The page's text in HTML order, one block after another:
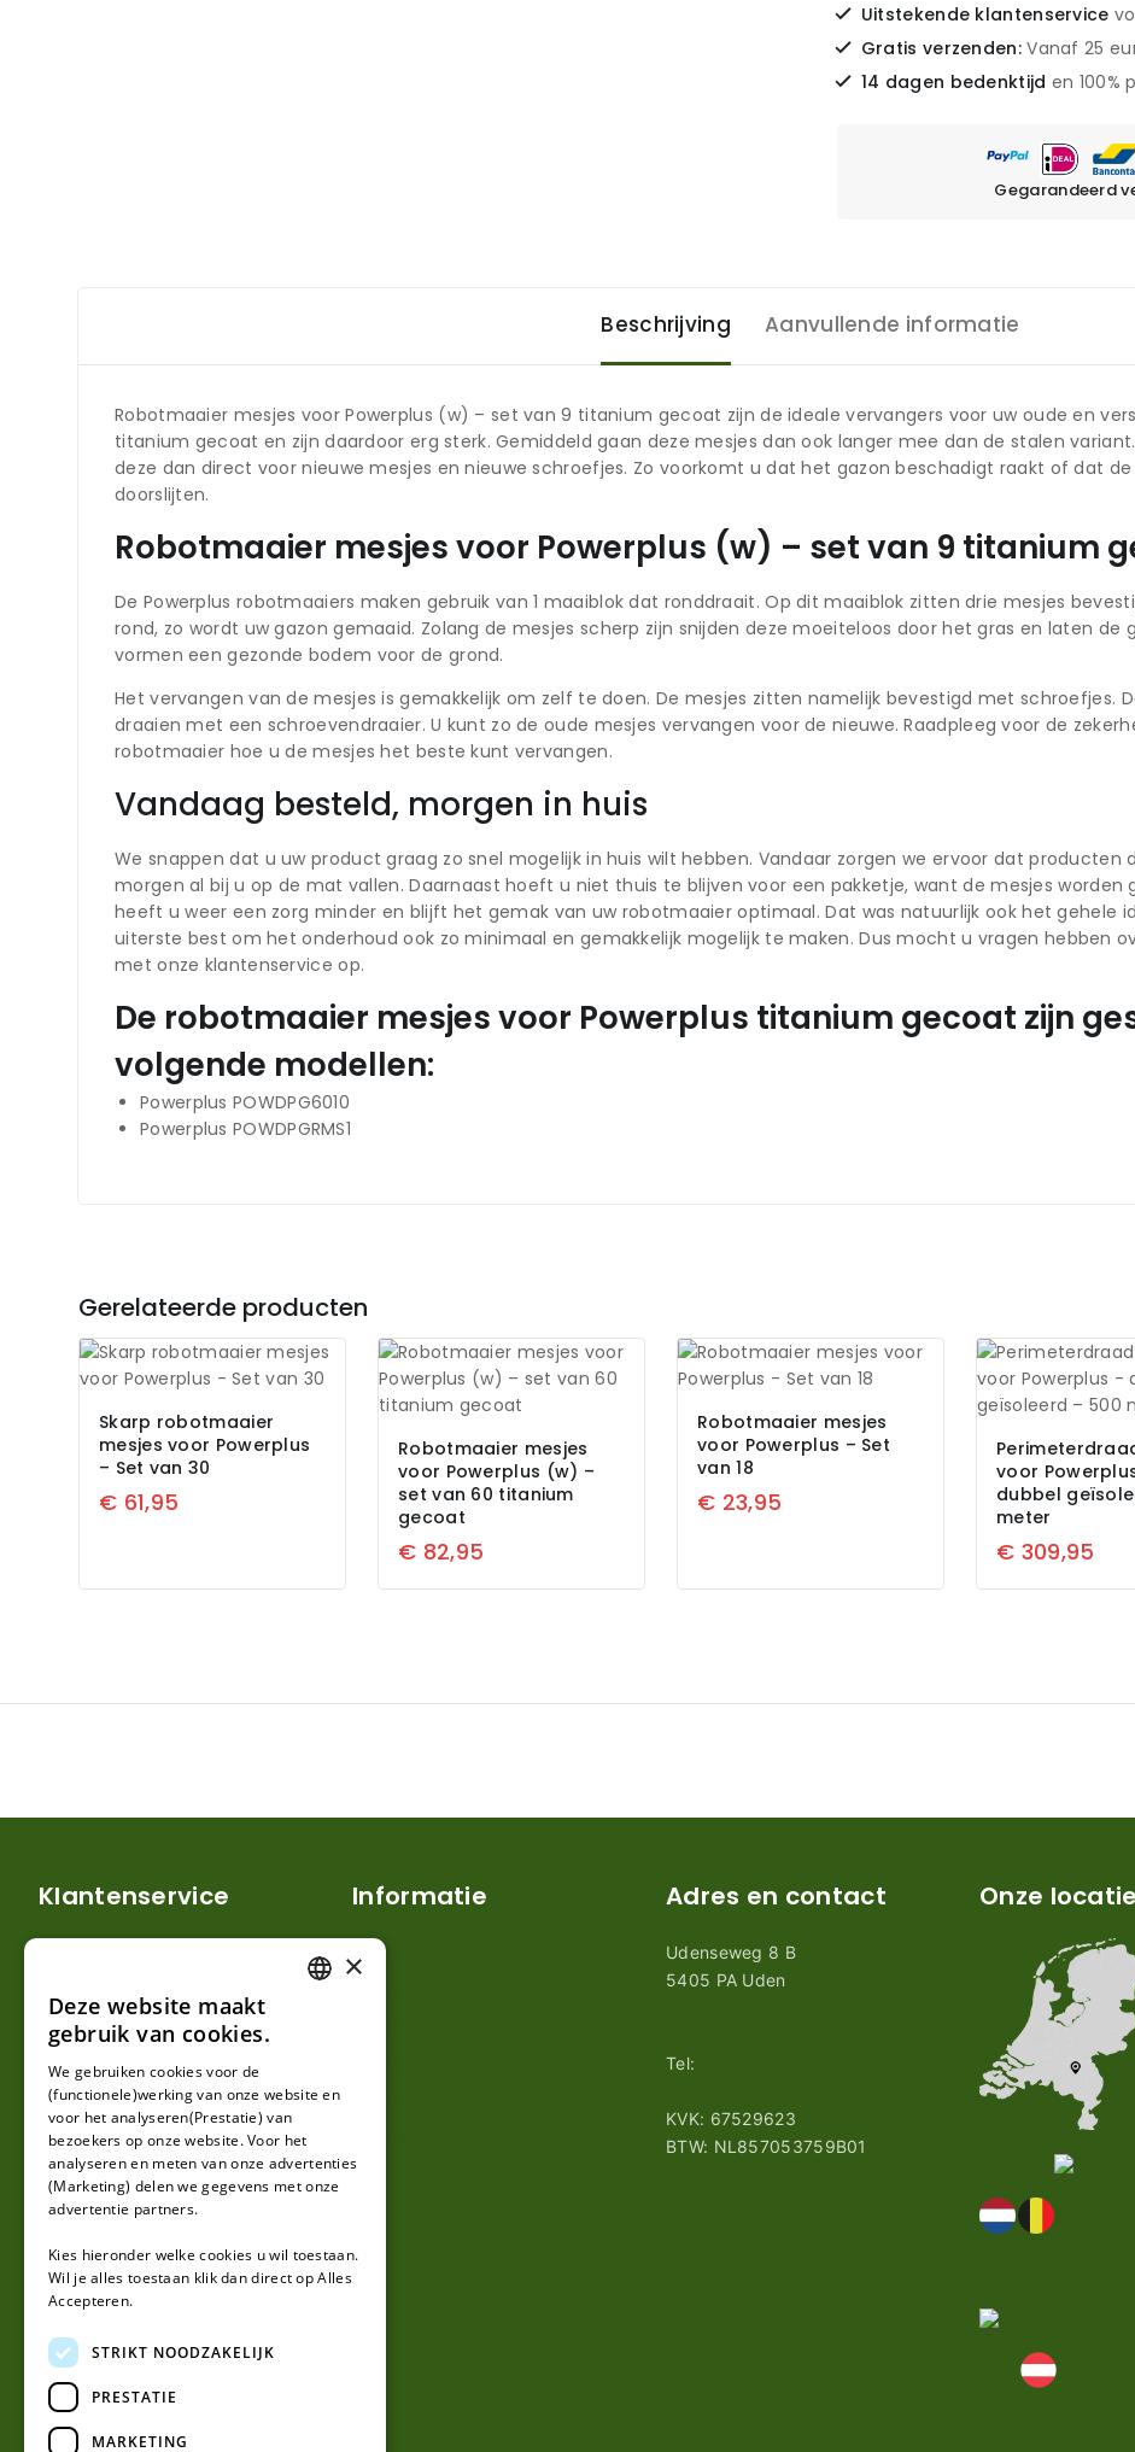
Uitstekende klantenservice
Gratis verzenden:Vanaf 25
14 dagen bedenktijd en 100%
Gegarandeerd
Beschrijving Aanvullende informatie
Robotmaaier mesjes voor Powerplus (w) – set van 9 titanium gecoat zijn de ideale vervangers voor uw oude en
titanium gecoat en zijn daardoor erg sterk. Gemiddeld gaan deze mesjes dan ook langer mee dan de stalen
deze dan direct voor nieuwe mesjes en nieuwe schroefjes. Zo voorkomt u dat het gazon beschadigt raakt of dat
doorslijten.
Robotmaaier mesjes voor Powerplus (w) – set van 9 titanium
De Powerplus robotmaaiers maken gebruik van 1 maaiblok dat ronddraait. Op dit maaiblok zitten drie mesjes
rond, zo wordt uw gazon gemaaid. Zolang de mesjes scherp zijn snijden deze moeiteloos door het gras en laten de
vormen een gezonde bodem voor de grond.
Het vervangen van de mesjes is gemakkelijk om zelf te doen. De mesjes zitten namelijk bevestigd met schroefjes.
draaien met een schroevendraaier. U kunt zo de oude mesjes vervangen voor de nieuwe. Raadpleeg voor de
robotmaaier hoe u de mesjes het beste kunt vervangen.
Vandaag besteld, morgen in huis
We snappen dat u uw product graag zo snel mogelijk in huis wilt hebben. Vandaar zorgen we ervoor dat producten
morgen al bij u op de mat vallen. Daarnaast hoeft u niet thuis te blijven voor een pakketje, want de mesjes worden
heeft u weer een zorg minder en blijft het gemak van uw robotmaaier optimaal. Dat was natuurlijk ook het gehele
uiterste best om het onderhoud ook zo minimaal en gemakkelijk mogelijk te maken. Dus mocht u vragen hebben
met onze klantenservice op.
De robotmaaier mesjes voor Powerplus titanium gecoat zijn
volgende modellen:
Powerplus POWDPG6010
Powerplus POWDPGRMS1
Gerelateerde producten
Skarp robotmaaier
mesjes voor Powerplus
– Set van 30
€ 61,95
Robotmaaier mesjes
voor Powerplus (w) –
set van 60 titanium
gecoat
€ 82,95
Robotmaaier mesjes
voor Powerplus – Set
van 18
€ 23,95
voor
dubbel
meter
€ 309,95
Klantenservice
Contact
Over ons
Informatie
Verzendkosten en levertijden
Adres en contact
Udenseweg 8 B
5405 PA Uden
Tel:
KVK: 67529623
BTW: NL857053759B01
Onze locatie
GERMAN
×
Deze website maakt
gebruik van cookies.
We gebruiken cookies voor de
(functionele)werking van onze website en
voor het analyseren(Prestatie) van
bezoekers op onze website. Voor het
analyseren en meten van onze advertenties
(Marketing) delen we gegevens met onze
advertentie partners.
Kies hieronder welke cookies u wil toestaan.
Wil je alles toestaan klik dan direct op Alles
Accepteren.
STRIKT NOODZAKELIJK
PRESTATIE
MARKETING